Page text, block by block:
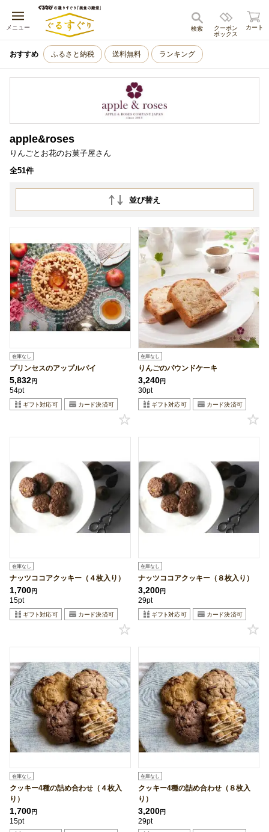
メニュー
キャンセル
クーポン
ボックス
検索 カート
おすすめ ふるさと納税 送料無料 ランキング
apple&roses
りんごとお花のお菓子屋さん
全51件
並び替え
在庫なし
プリンセスのアップルパイ
5,832円
54pt
在庫なし
りんごのパウンドケーキ
3,240円
30pt
在庫なし
ナッツココアクッキー（４枚入り）
1,700円
15pt
在庫なし
ナッツココアクッキー（８枚入り）
3,200円
29pt
在庫なし
クッキー4種の詰め合わせ（４枚入
り）
1,700円
15pt
在庫なし
クッキー4種の詰め合わせ（８枚入
り）
3,200円
29pt